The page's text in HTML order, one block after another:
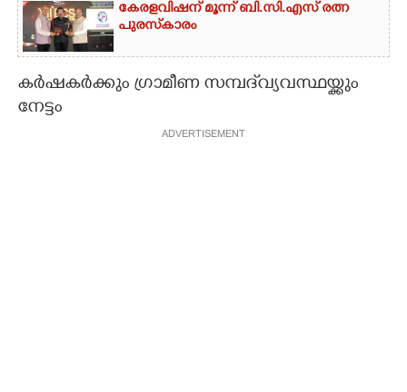
കേരളവിഷന് മൂന്ന് ബി.സി.എസ് രത്ന
പുരസ്‌കാരം
കർഷകർക്കും ഗ്രാമീണ സമ്പദ്‌വ്യവസ്ഥയ്ക്കും
നേട്ടം
ADVERTISEMENT